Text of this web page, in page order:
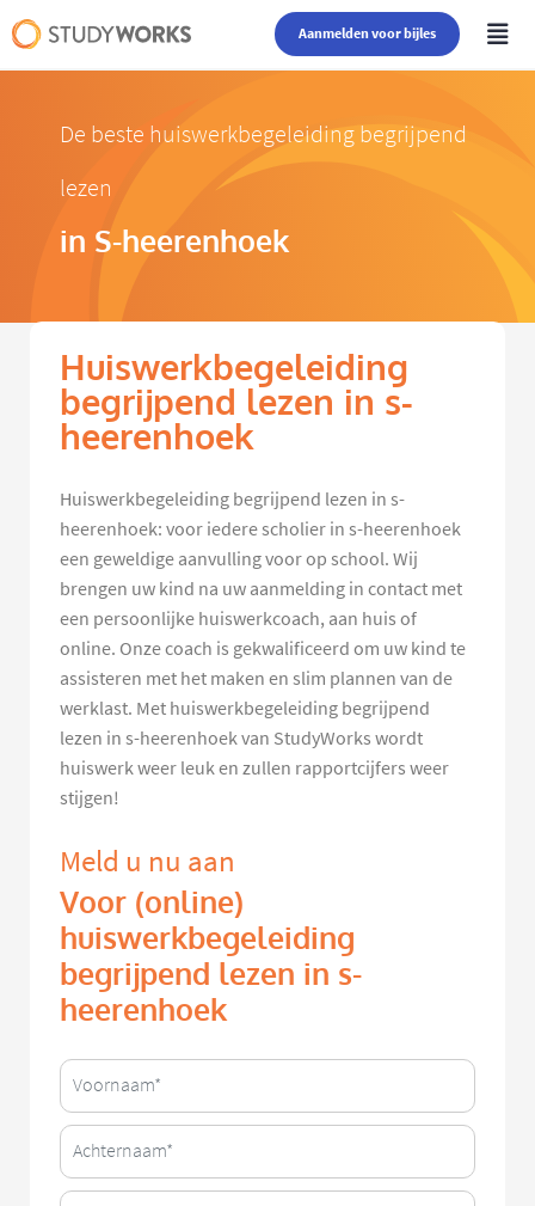
Aanmelden voor bijles
De beste huiswerkbegeleiding begrijpend
lezen
in S-heerenhoek
Huiswerkbegeleiding
begrijpend lezen in s-
heerenhoek
Huiswerkbegeleiding begrijpend lezen in s-
heerenhoek: voor iedere scholier in s-heerenhoek
een geweldige aanvulling voor op school. Wij
brengen uw kind na uw aanmelding in contact met
een persoonlijke huiswerkcoach, aan huis of
online. Onze coach is gekwalificeerd om uw kind te
assisteren met het maken en slim plannen van de
werklast. Met huiswerkbegeleiding begrijpend
lezen in s-heerenhoek van StudyWorks wordt
huiswerk weer leuk en zullen rapportcijfers weer
stijgen!
Meld u nu aan
Voor (online)
huiswerkbegeleiding
begrijpend lezen in s-
heerenhoek